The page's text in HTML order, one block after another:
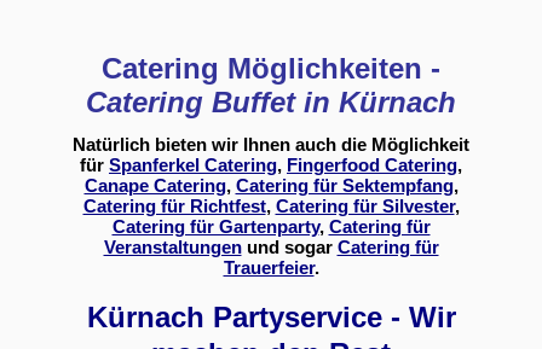
Catering Möglichkeiten -
Catering Buffet in Kürnach
Natürlich bieten wir Ihnen auch die Möglichkeit
für Spanferkel Catering, Fingerfood Catering,
Canape Catering, Catering für Sektempfang,
Catering für Richtfest, Catering für Silvester,
Catering für Gartenparty, Catering für
Veranstaltungenund sogar Catering für
Trauerfeier.
Kürnach Partyservice - Wir